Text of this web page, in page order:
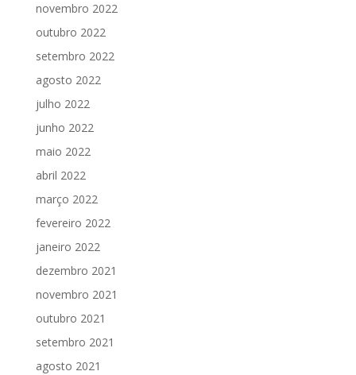
novembro 2022
outubro 2022
setembro 2022
agosto 2022
julho 2022
junho 2022
maio 2022
abril 2022
março 2022
fevereiro 2022
janeiro 2022
dezembro 2021
novembro 2021
outubro 2021
setembro 2021
agosto 2021